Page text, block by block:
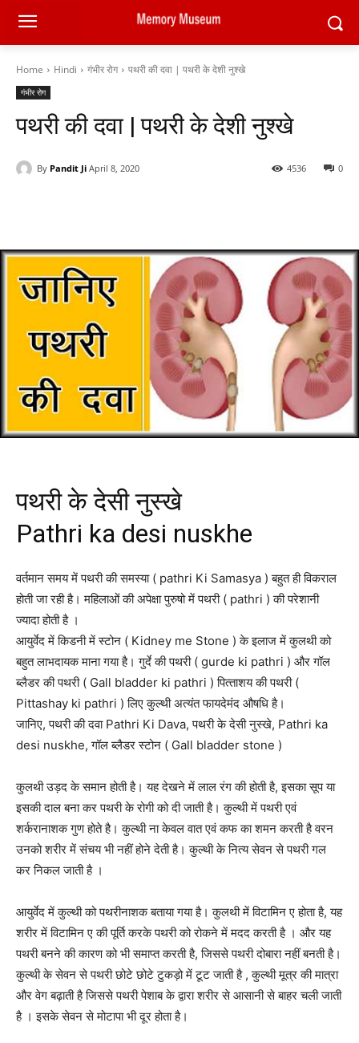
Home Hindi गंभीर रोग पथरी की दवा | पथरी के देशी नुश्खे
गंभीर रोग
पथरी की दवा | पथरी के देशी नुश्खे
By Pandit Ji April 8, 2020 0
4536
पथरी के देसी नुस्खे
Pathri ka desi nuskhe
वर्तमान समय में पथरी की समस्या ( pathri Ki Samasya ) बहुत ही विकराल
होती जा रही है। महिलाओं की अपेक्षा पुरुषो में पथरी ( pathri ) की परेशानी
ज्यादा होती है ।
आयुर्वेद में किडनी में स्टोन ( Kidney me Stone ) के इलाज में कुलथी को
बहुत लाभदायक माना गया है। गुर्दे की पथरी ( gurde ki pathri ) और गॉल
ब्लैडर की पथरी ( Gall bladder ki pathri ) पित्‍ताशय की पथरी (
Pittashay ki pathri ) लिए कुल्थी अत्यंत फायदेमंद औषधि है।
जानिए, पथरी की दवा Pathri Ki Dava, पथरी के देसी नुस्खे, Pathri ka
desi nuskhe, गॉल ब्लैडर स्टोन ( Gall bladder stone )
कुलथी उड़द के समान होती है। यह देखने में लाल रंग की होती है, इसका सूप या
इसकी दाल बना कर पथरी के रोगी को दी जाती है। कुल्थी में पथरी एवं
शर्करानाशक गुण होते है। कुल्थी ना केवल वात एवं कफ का शमन करती है वरन
उनको शरीर में संचय भी नहीं होने देती है। कुल्थी के नित्य सेवन से पथरी गल
कर निकल जाती है ।
आयुर्वेद में कुल्थी को पथरीनाशक बताया गया है। कुलथी में विटामिन ए होता है, यह
शरीर में विटामिन ए की पूर्ति करके पथरी को रोकने में मदद करती है । और यह
पथरी बनने की कारण को भी समाप्त करती है, जिससे पथरी दोबारा नहीं बनती है।
कुल्थी के सेवन से पथरी छोटे छोटे टुकड़ो में टूट जाती है , कुल्थी मूत्र की मात्रा
और वेग बढ़ाती है जिससे पथरी पेशाब के द्वारा शरीर से आसानी से बाहर चली जाती
है । इसके सेवन से मोटापा भी दूर होता है।